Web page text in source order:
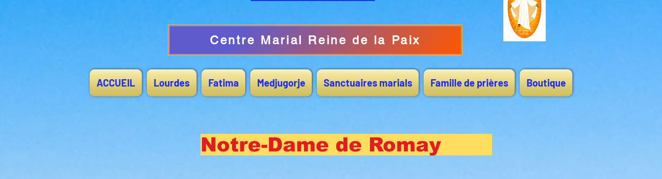
Centre Marial Reine de la Paix
ACCUEIL Lourdes Fatima Medjugorje Sanctuaires marials Famille de prières Boutique
Notre-Dame de Romay